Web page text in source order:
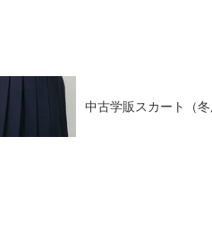
中古学販スカート（冬